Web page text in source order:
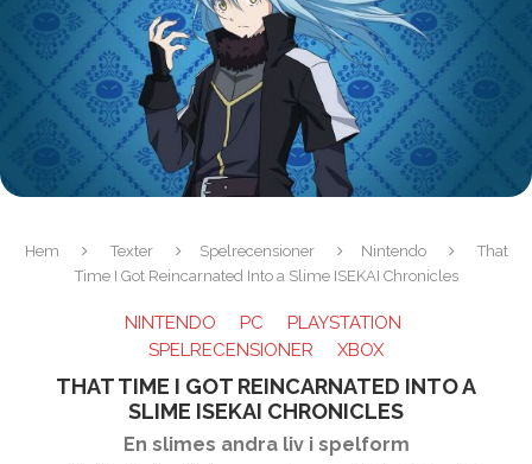
Hem Texter Spelrecensioner Nintendo
That
Time I Got Reincarnated Into a Slime ISEKAI Chronicles
NINTENDO PC
PLAYSTATION
SPELRECENSIONER
XBOX
THAT TIME I GOT REINCARNATED INTO A
SLIME ISEKAI CHRONICLES
En slimes andra liv i spelform